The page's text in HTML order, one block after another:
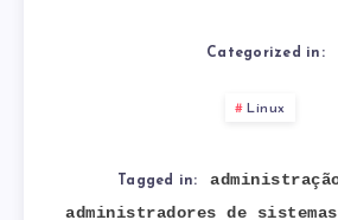
Categorized in:
Linux
Tagged in:
administradores de sistemas